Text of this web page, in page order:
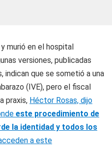
murió en el hospital
versiones, publicadas
indican que se sometió a una
(IVE), pero el fiscal
praxis, Héctor Rosas, dijo
este procedimiento de
la identidad y todos los
a este